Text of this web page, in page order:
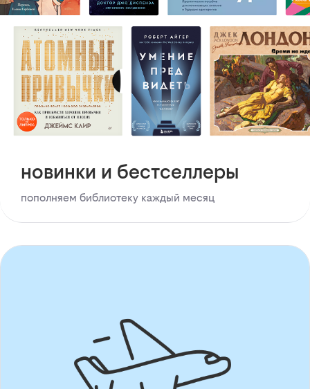
новинки и бестселлеры
пополняем библиотеку каждый месяц